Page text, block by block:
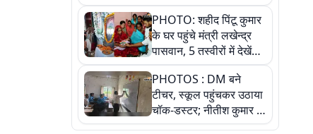
PHOTO: शहीद पिंटू कुमार
के घर पहुंचे मंत्री लखेन्द्र
पासवान, 5 तस्वीरों में देखें
उस भावुक पल की पूरी
कहानी
PHOTOS : DM बने
टीचर, स्कूल पहुंचकर उठाया
चॉक-डस्टर; नीतीश कुमार के
इस चहेते अधिकारी को